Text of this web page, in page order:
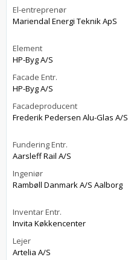
El-entreprenør
Mariendal Energi Teknik ApS
Element
HP-Byg A/S
Facade Entr.
HP-Byg A/S
Facadeproducent
Frederik Pedersen Alu-Glas A/S
Fundering Entr.
Aarsleff Rail A/S
Ingeniør
Rambøll Danmark A/S Aalborg
Inventar Entr.
Invita Køkkencenter
Lejer
Artelia A/S